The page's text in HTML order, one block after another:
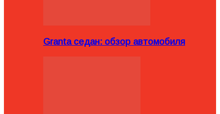
Granta седан: обзор автомобиля